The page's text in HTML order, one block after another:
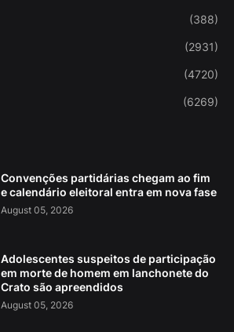
(388)
(2931)
(4720)
(6269)
Convenções partidárias chegam ao fim
e calendário eleitoral entra em nova fase
August 05, 2026
Adolescentes suspeitos de participação
em morte de homem em lanchonete do
Crato são apreendidos
August 05, 2026